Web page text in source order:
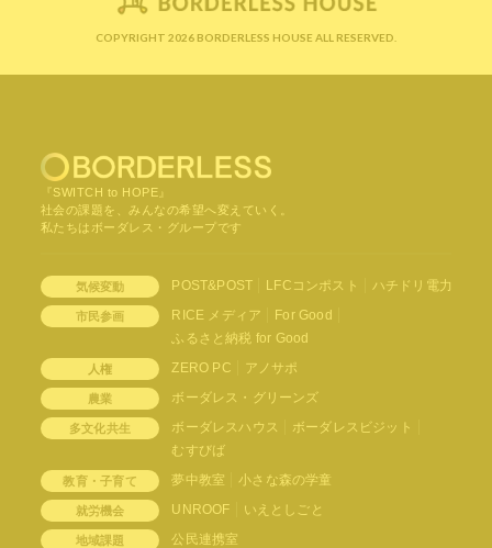
COPYRIGHT 2026 BORDERLESS HOUSE ALL RESERVED.
『SWITCH to HOPE』
社会の課題を、みんなの希望へ変えていく。
私たちはボーダレス・グループです
気候変動 POST&POST LFCコンポスト ハチドリ電力
市民参画 RICE メディア
For Good
ふるさと納税 for Good
人権 ZERO PC アノサポ
農業 ボーダレス・グリーンズ
多文化共生 ボーダレスハウス
ボーダレスビジット
むすびば
教育・子育て 夢中教室 小さな森の学童
就労機会 UNROOF いえとしごと
地域課題 公民連携室